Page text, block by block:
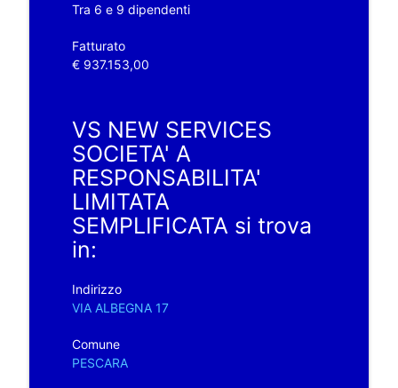
Tra 6 e 9 dipendenti
Fatturato
€ 937.153,00
VS NEW SERVICES
SOCIETA' A
RESPONSABILITA'
LIMITATA
SEMPLIFICATA si trova
in:
Indirizzo
VIA ALBEGNA 17
Comune
PESCARA